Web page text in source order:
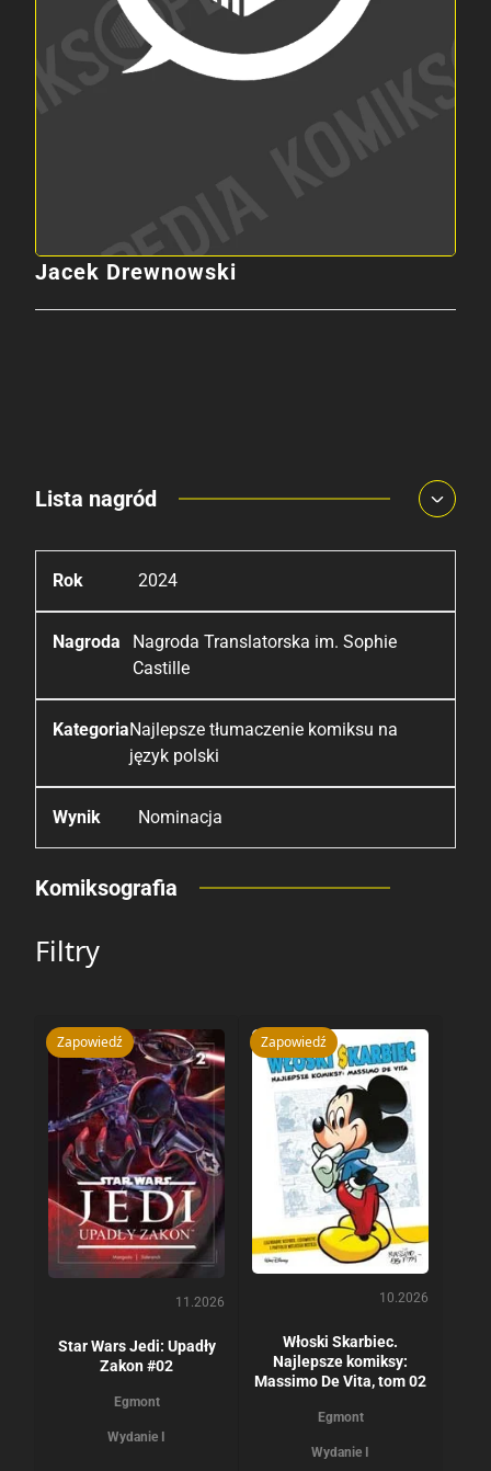
Jacek Drewnowski
Lista nagród
2024
Nagroda Translatorska im. Sophie
Castille
Najlepsze tłumaczenie komiksu na
język polski
Nominacja
Komiksografia
Filtry
Zapowiedź
11.2026
Star Wars Jedi: Upadły
Zakon #02
Egmont
Wydanie I
Zapowiedź
10.2026
Włoski Skarbiec.
Najlepsze komiksy:
Massimo De Vita, tom 02
Egmont
Wydanie I